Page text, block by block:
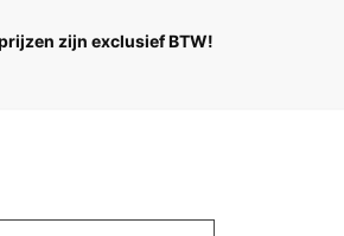
zijn exclusief BTW!